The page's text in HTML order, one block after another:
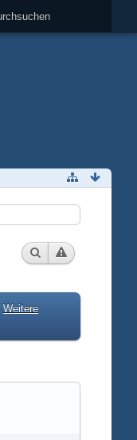
Weitere